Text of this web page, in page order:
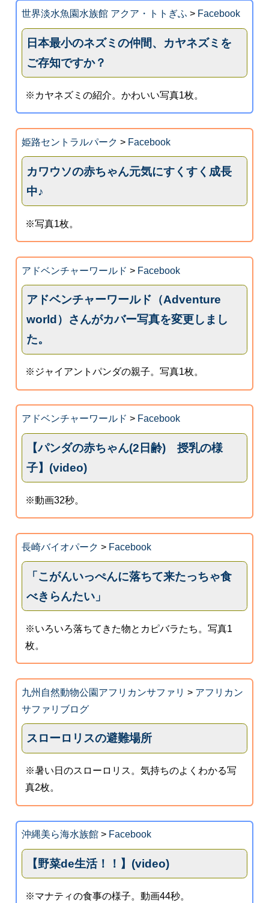
世界淡水魚園水族館 アクア・トトぎふ > Facebook
日本最小のネズミの仲間、カヤネズミを
ご存知ですか？
※カヤネズミの紹介。かわいい写真1枚。
姫路セントラルパーク > Facebook
カワウソの赤ちゃん元気にすくすく成長
中♪
※写真1枚。
アドベンチャーワールド > Facebook
アドベンチャーワールド（Adventure
world）さんがカバー写真を変更しまし
た。
※ジャイアントパンダの親子。写真1枚。
アドベンチャーワールド > Facebook
【パンダの赤ちゃん(2日齢) 授乳の様
子】(video)
※動画32秒。
長崎バイオパーク > Facebook
「こがんいっぺんに落ちて来たっちゃ食
べきらんたい」
※いろいろ落ちてきた物とカピバラたち。写真1
枚。
九州自然動物公園アフリカンサファリ > アフリカン
サファリブログ
スローロリスの避難場所
※暑い日のスローロリス。気持ちのよくわかる写
真2枚。
沖縄美ら海水族館> Facebook
【野菜de生活！！】(video)
※マナティの食事の様子。動画44秒。